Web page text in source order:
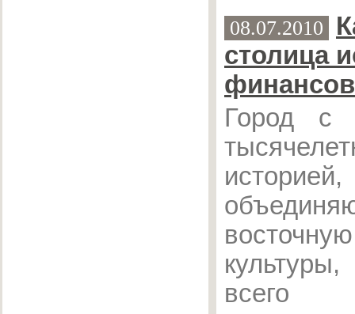
08.07.2010
столица
Город с
историей,
всего